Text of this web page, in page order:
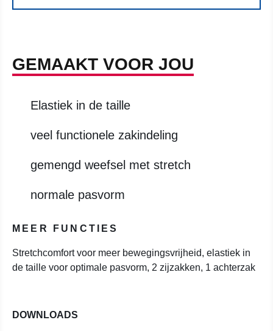
GEMAAKT VOOR JOU
Elastiek in de taille
veel functionele zakindeling
gemengd weefsel met stretch
normale pasvorm
MEER FUNCTIES
Stretchcomfort voor meer bewegingsvrijheid, elastiek in
de taille voor optimale pasvorm, 2 zijzakken, 1 achterzak
DOWNLOADS